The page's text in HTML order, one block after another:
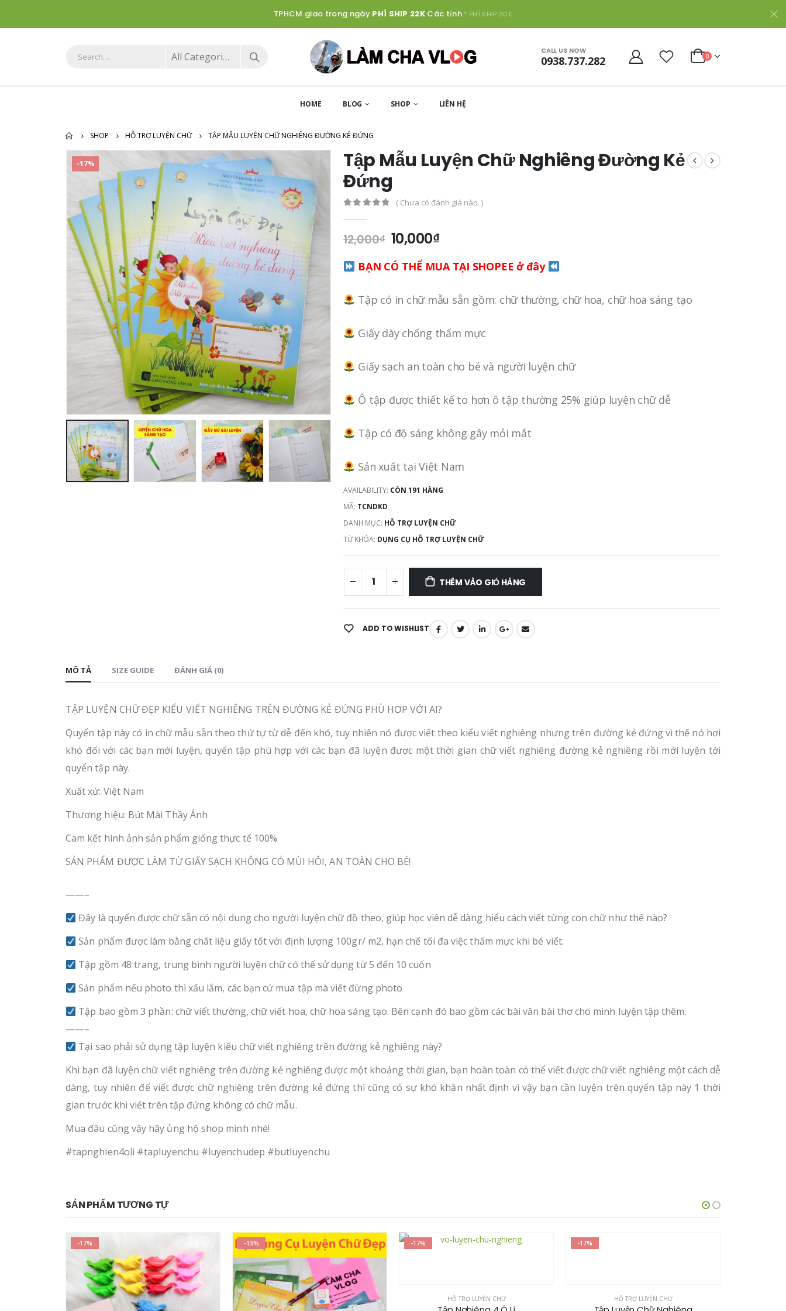
TPHCM giao trong ngàyPHÍ SHIP 22K Các tỉnh * PHÍ SHIP 30K
All Categories CALL US NOW
0938.737.282 0
HOME BLOG SHOP LIÊN HỆ
SHOP HỖ TRỢ LUYỆN CHỮ TẬP MẪU LUYỆN CHỮ NGHIÊNG ĐƯỜNG KẺ ĐỨNG
-17%
Tập Mẫu Luyện Chữ Nghiêng Đường Kẻ
Đứng
( Chưa có đánh giá nào. )
12,000₫ 10,000₫
BẠN CÓ THỂ MUA TẠI SHOPEE ở đây
Tập có in chữ mẫu sẵn gồm: chữ thường, chữ hoa, chữ hoa sáng tạo
Giấy dày chống thấm mực
Giấy sạch an toàn cho bé và người luyện chữ
Ô tập được thiết kế to hơn ô tập thường 25% giúp luyện chữ dễ
Tập có độ sáng không gây mỏi mắt
Sản xuất tại Việt Nam
AVAILABILITY: CÒN 191 HÀNG
MÃ: TCNDKD
DANH MỤC: HỖ TRỢ LUYỆN CHỮ
TỪ KHÓA: DỤNG CỤ HỖ TRỢ LUYỆN CHỮ
THÊM VÀO GIỎ HÀNG
ADD TO WISHLIST
MÔ TẢ SIZE GUIDE ĐÁNH GIÁ (0)
TẬP LUYỆN CHỮ ĐẸP KIỂU VIẾT NGHIÊNG TRÊN ĐƯỜNG KẺ ĐỨNG PHÙ HỢP VỚI AI?
Quyển tập này có in chữ mẫu sẵn theo thứ tự từ dễ đến khó, tuy nhiên nó được viết theo kiểu viết nghiêng nhưng trên đường kẻ đứng vì thế nó hơi
khó đối với các bạn mới luyện, quyển tập phù hợp với các bạn đã luyện được một thời gian chữ viết nghiêng đường kẻ nghiêng rồi mới luyện tới
quyển tập này.
Xuất xứ: Việt Nam
Thương hiệu: Bút Mài Thầy Ánh
Cam kết hình ảnh sản phẩm giống thực tế 100%
SẢN PHẨM ĐƯỢC LÀM TỪ GIẤY SẠCH KHÔNG CÓ MÙI HÔI, AN TOÀN CHO BÉ!
——–
Đây là quyển được chữ sẵn có nội dung cho người luyện chữ đồ theo, giúp học viên dễ dàng hiểu cách viết từng con chữ như thế nào?
Sản phẩm được làm bằng chất liệu giấy tốt với định lượng 100gr/ m2, hạn chế tối đa việc thấm mực khi bé viết.
Tập gồm 48 trang, trung bình người luyện chữ có thể sử dụng từ 5 đến 10 cuốn
Sản phẩm nếu photo thì xấu lắm, các bạn cứ mua tập mà viết đừng photo
Tập bao gồm 3 phần: chữ viết thường, chữ viết hoa, chữ hoa sáng tạo. Bên cạnh đó bao gồm các bài văn bài thơ cho mình luyện tập thêm.
——–
Tại sao phải sử dụng tập luyện kiểu chữ viết nghiêng trên đường kẻ nghiêng này?
Khi bạn đã luyện chữ viết nghiêng trên đường kẻ nghiêng được một khoảng thời gian, bạn hoàn toàn có thể viết được chữ viết nghiêng một cách dễ
dàng, tuy nhiên để viết được chữ nghiêng trên đường kẻ đứng thì cũng có sự khó khăn nhất định vì vậy bạn cần luyện trên quyển tập này 1 thời
gian trước khi viết trên tập đứng không có chữ mẫu.
Mua đâu cũng vậy hãy ủng hộ shop mình nhé!
#tapnghien4oli #tapluyenchu #luyenchudep #butluyenchu
SẢN PHẨM TƯƠNG TỰ
-13% -17%
HỖ TRỢ LUYỆN CHỮ
-17%
HỖ TRỢ LUYỆN CHỮ
-17%